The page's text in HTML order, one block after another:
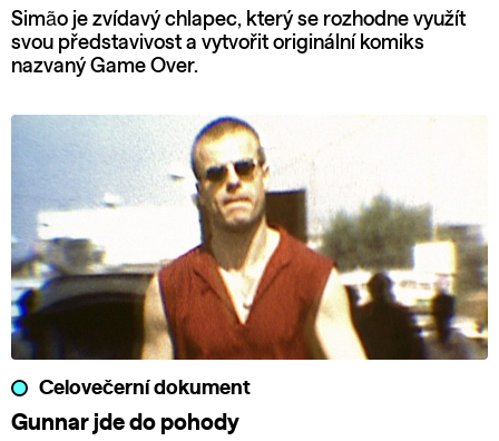
Simão je zvídavý chlapec, který se rozhodne využít
svou představivost a vytvořit originální komiks
nazvaný Game Over.
Celovečerní dokument
Gunnar jde do pohody